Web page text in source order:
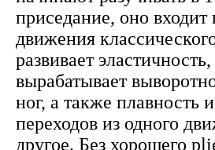
приседание, оно входит
движения
развивает
вырабатывает
ног, а также плавность
переходов из одного
другое. Без хорошего